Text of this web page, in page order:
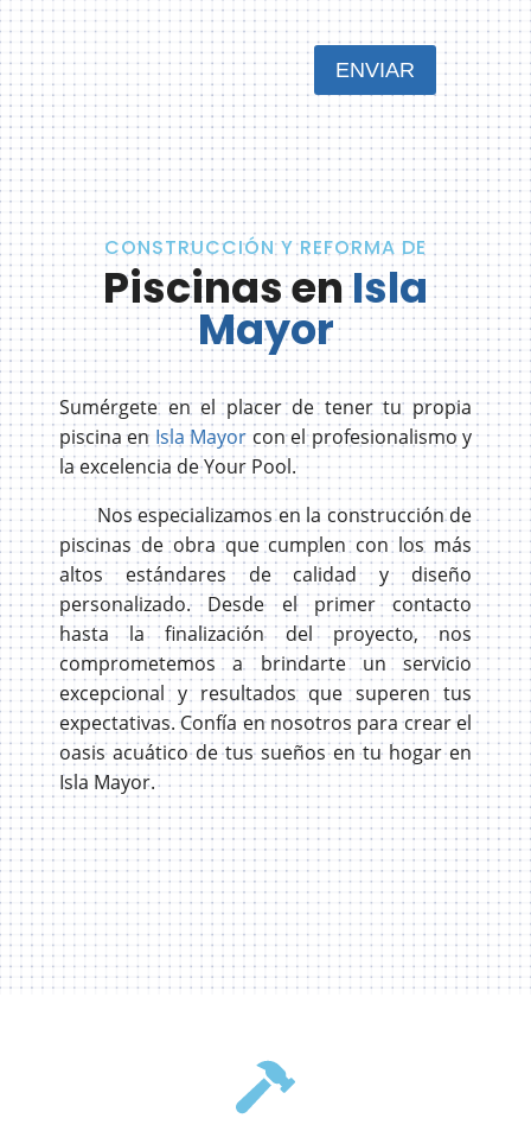
CONSTRUCCIÓN Y REFORMA DE
Piscinas enIsla
Mayor
Sumérgete en el placer de tener tu propia
piscina en Isla Mayor con el profesionalismo y
la excelencia de Your Pool.
Nos especializamos en la construcción de
piscinas de obra que cumplen con los más
altos estándares de calidad y diseño
personalizado. Desde el primer contacto
hasta la finalización del proyecto, nos
comprometemos a brindarte un servicio
excepcional y resultados que superen tus
expectativas. Confía en nosotros para crear el
oasis acuático de tus sueños en tu hogar en
Isla Mayor.